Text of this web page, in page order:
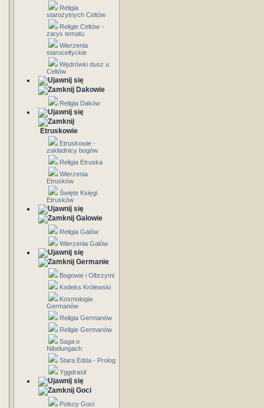
Religia
starożytnych Celtów
Religie Celtów -
zarys tematu
Wierzenia
staroceltyckie
Wędrówki dusz u
Celtów
Dakowie
Religia Daków
Etruskowie
Etruskowie -
zakładnicy bogów
Religia Etruska
Wierzenia
Etrusków
Święte Księgi
Etrusków
Galowie
Religia Galów
Wierzenia Galów
Germanie
Bogowie i Olbrzymi
Kodeks Królewski
Kosmologia
Germanów
Religia Germanów
Religie Germanów
Saga o
Nibelungach
Stara Edda - Prolog
Yggdrasil
Goci
Polscy Goci